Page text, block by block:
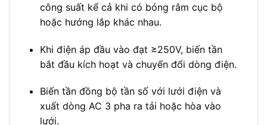
công suất kể cả khi có bóng râm cục bộ
hoặc hướng lắp khác nhau.
Khi điện áp đầu vào đạt ≥250V, biến tần
bắt đầu kích hoạt và chuyển đổi dòng điện.
Biến tần đồng bộ tần số với lưới điện và
xuất dòng AC 3 pha ra tải hoặc hòa vào
lưới.